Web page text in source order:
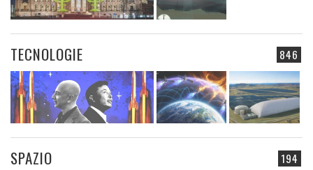
846
TECNOLOGIE
194
SPAZIO